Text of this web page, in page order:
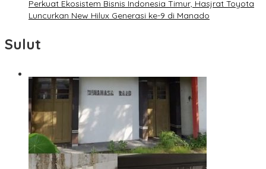
Perkuat Ekosistem Bisnis Indonesia Timur, Hasjrat Toyota
Luncurkan New Hilux Generasi ke-9 di Manado
Sulut